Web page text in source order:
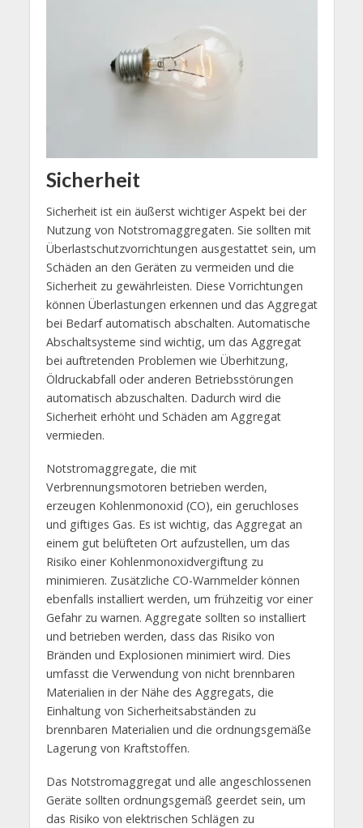
Sicherheit
Sicherheit ist ein äußerst wichtiger Aspekt bei der
Nutzung von Notstromaggregaten. Sie sollten mit
Überlastschutzvorrichtungen ausgestattet sein, um
Schäden an den Geräten zu vermeiden und die
Sicherheit zu gewährleisten. Diese Vorrichtungen
können Überlastungen erkennen und das Aggregat
bei Bedarf automatisch abschalten. Automatische
Abschaltsysteme sind wichtig, um das Aggregat
bei auftretenden Problemen wie Überhitzung,
Öldruckabfall oder anderen Betriebsstörungen
automatisch abzuschalten. Dadurch wird die
Sicherheit erhöht und Schäden am Aggregat
vermieden.
Notstromaggregate, die mit
Verbrennungsmotoren betrieben werden,
erzeugen Kohlenmonoxid (CO), ein geruchloses
und giftiges Gas. Es ist wichtig, das Aggregat an
einem gut belüfteten Ort aufzustellen, um das
Risiko einer Kohlenmonoxidvergiftung zu
minimieren. Zusätzliche CO-Warnmelder können
ebenfalls installiert werden, um frühzeitig vor einer
Gefahr zu warnen. Aggregate sollten so installiert
und betrieben werden, dass das Risiko von
Bränden und Explosionen minimiert wird. Dies
umfasst die Verwendung von nicht brennbaren
Materialien in der Nähe des Aggregats, die
Einhaltung von Sicherheitsabständen zu
brennbaren Materialien und die ordnungsgemäße
Lagerung von Kraftstoffen.
Das Notstromaggregat und alle angeschlossenen
Geräte sollten ordnungsgemäß geerdet sein, um
das Risiko von elektrischen Schlägen zu